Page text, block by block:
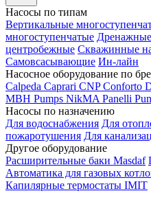
Насосы по типам
Вертикальные
многоступенчатые
центробежные Скважинные
Самовсасывающие Ин-лайн
Насосное оборудование по
Calpeda Caprari CNP Conforto
MBH Pumps NikMA Panelli
Насосы по назначению
Для водоснабжения Для
пожаротушения Для
Другое оборудование
Расширительные баки Masdaf
Автоматика для газовых
Капилярные термостаты IMIT